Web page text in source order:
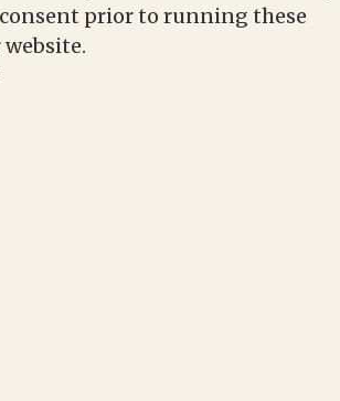
prior to running these